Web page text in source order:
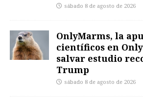
sábado 8 de agosto de 2026
OnlyMarms, la
científicos en
salvar estudio
Trump
sábado 8 de agosto de 2026